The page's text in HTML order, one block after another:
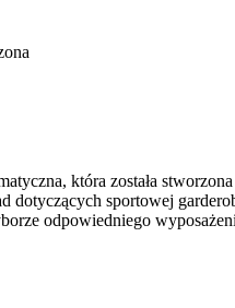
która została
dotyczących sportowej
odpowiedniego